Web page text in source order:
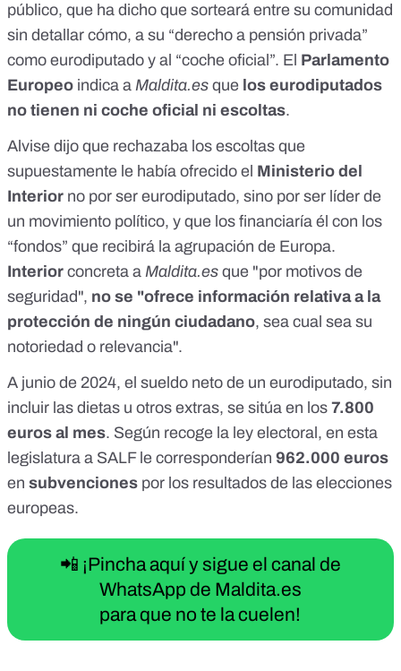
público, que ha dicho que sorteará entre su comunidad
sin detallar cómo, a su “derecho a pensión privada”
como eurodiputado y al “coche oficial”. El Parlamento
Europeo indica a Maldita.es que los eurodiputados
no tienen ni coche oficial ni escoltas.
Alvise dijo que rechazaba los escoltas que
supuestamente le había ofrecido el Ministerio del
Interior no por ser eurodiputado, sino por ser líder de
un movimiento político, y que los financiaría él con los
“fondos” que recibirá la agrupación de Europa.
Interior concreta a Maldita.es que "por motivos de
seguridad", no se "ofrece información relativa a la
protección de ningún ciudadano, sea cual sea su
notoriedad o relevancia".
A junio de 2024, el sueldo neto de un eurodiputado, sin
incluir las dietas u otros extras, se sitúa en los 7.800
euros al mes. Según recoge la ley electoral , en esta
legislatura a SALF le corresponderían 962.000 euros
en subvenciones por los resultados de las elecciones
europeas.
📲 ¡Pincha aquí y sigue el canal de
WhatsApp de Maldita.es
para que no te la cuelen!